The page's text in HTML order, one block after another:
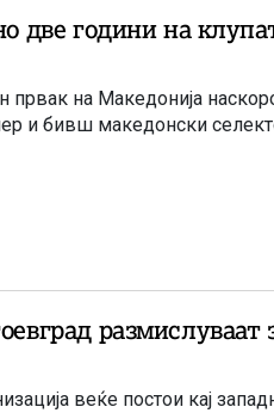
две години на
првак на Македонија
и бивш македонски
размислуваат
веќе постои кај